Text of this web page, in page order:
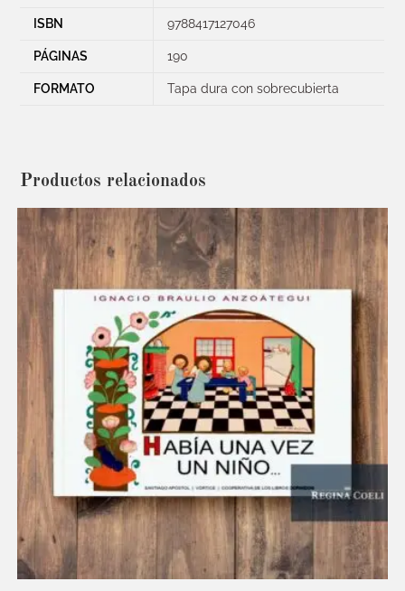
ISBN 9788417127046
PÁGINAS 190
FORMATO Tapa dura con sobrecubierta
Productos relacionados